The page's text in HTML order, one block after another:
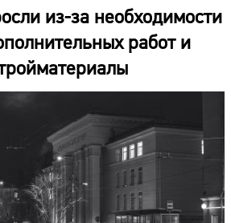
из-за необходимости
работ и